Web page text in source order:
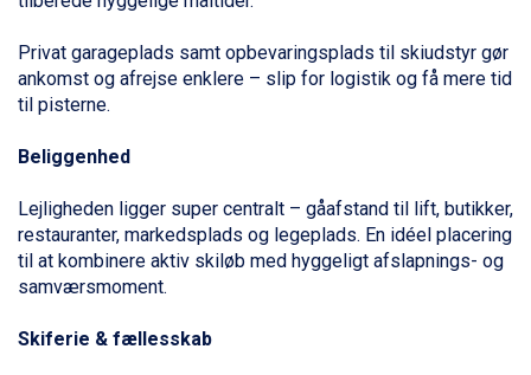
Passo Tonale fra DKK 3.795
Champoluc fra DKK 3.795
Sestriere fra DKK 4.395
Wagrain fra DKK 4.645
St. Anton fra DKK 7.245
Zell am See fra DKK 4.095
Canazei fra DKK 4.745
Livigno fra DKK 4.145
Bad Gastein fra DKK 4.195
Privat garageplads samt opbevaringsplads til skiudstyr gør
ankomst og afrejse enklere – slip for logistik og få mere tid
til pisterne.
Beliggenhed
Lejligheden ligger super centralt – gåafstand til lift, butikker,
restauranter, markedsplads og legeplads. En idéel placering
til at kombinere aktiv skiløb med hyggeligt afslapnings- og
samværsmoment.
Skiferie & fællesskab